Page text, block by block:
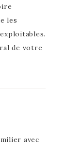
les
de votre
avec